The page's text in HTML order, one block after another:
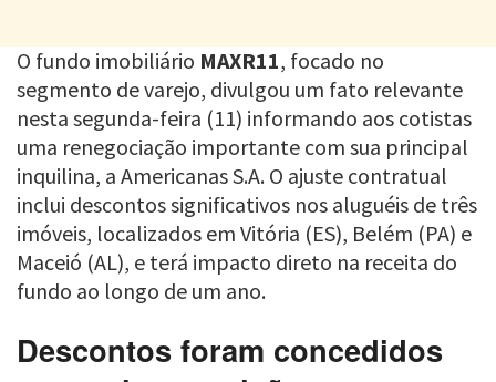
O fundo imobiliário MAXR11, focado no
segmento de varejo, divulgou um fato relevante
nesta segunda-feira (11) informando aos cotistas
uma renegociação importante com sua principal
inquilina, a Americanas S.A. O ajuste contratual
inclui descontos significativos nos aluguéis de três
imóveis, localizados em Vitória (ES), Belém (PA) e
Maceió (AL), e terá impacto direto na receita do
fundo ao longo de um ano.
Descontos foram concedidos